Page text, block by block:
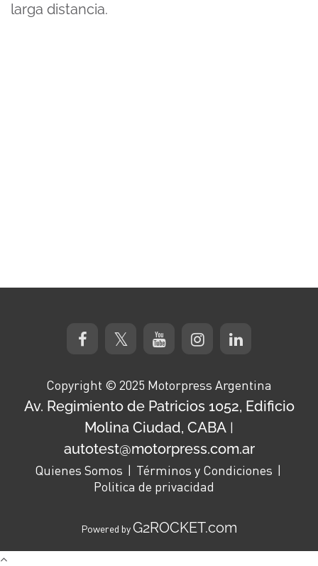
larga distancia.
Copyright © 2025 Motorpress Argentina
Av. Regimiento de Patricios 1052, Edificio
Molina Ciudad, CABA |
autotest@motorpress.com.ar
Quienes Somos
Términos y Condiciones
Politica de privacidad
Powered byG2ROCKET.com